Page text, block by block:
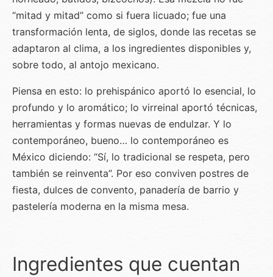
“mitad y mitad” como si fuera licuado; fue una
transformación lenta, de siglos, donde las recetas se
adaptaron al clima, a los ingredientes disponibles y,
sobre todo, al antojo mexicano.
Piensa en esto: lo prehispánico aportó lo esencial, lo
profundo y lo aromático; lo virreinal aportó técnicas,
herramientas y formas nuevas de endulzar. Y lo
contemporáneo, bueno… lo contemporáneo es
México diciendo: “Sí, lo tradicional se respeta, pero
también se reinventa”. Por eso conviven postres de
fiesta, dulces de convento, panadería de barrio y
pastelería moderna en la misma mesa.
Ingredientes que cuentan